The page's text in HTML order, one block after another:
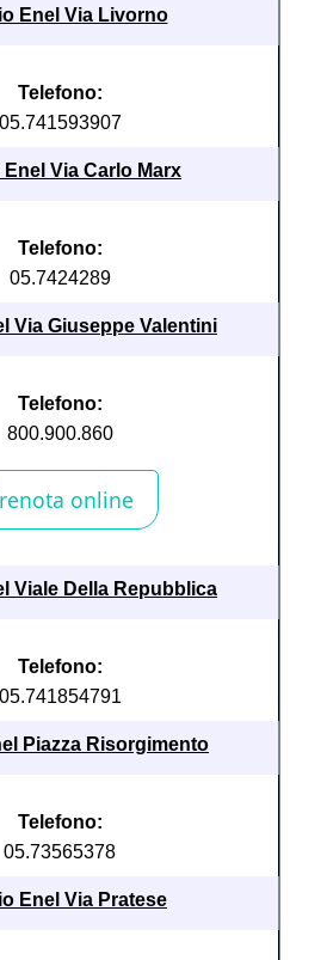
Enel Via Livorno
Telefono:
05.741593907
Via Carlo Marx
Telefono:
05.7424289
Via Giuseppe Valentini
Telefono:
800.900.860
Viale Della Repubblica
Telefono:
05.741854791
Piazza Risorgimento
Telefono:
05.73565378
Enel Via Pratese